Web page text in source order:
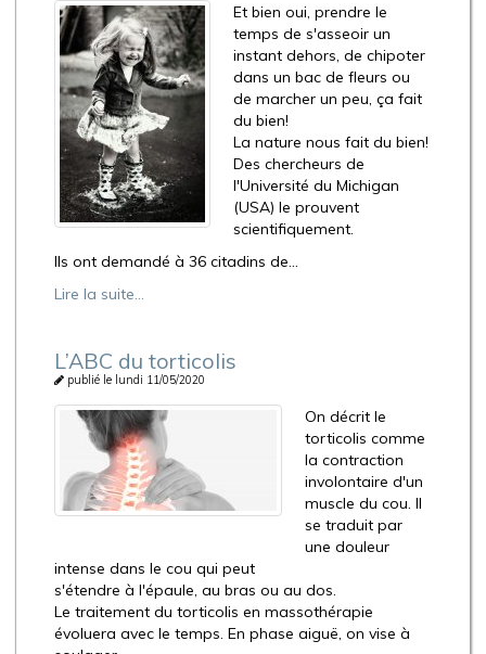
Et bien oui, prendre le
temps de s'asseoir un
instant dehors, de chipoter
dans un bac de fleurs ou
de marcher un peu, ça fait
du bien!
La nature nous fait du bien!
Des chercheurs de
l'Université du Michigan
(USA) le prouvent
scientifiquement.
Ils ont demandé à 36 citadins de...
Lire la suite...
L’ABC du torticolis
publié le lundi 11/05/2020
On décrit le
torticolis comme
la contraction
involontaire d'un
muscle du cou. Il
se traduit par
une douleur
intense dans le cou qui peut
s'étendre à l'épaule, au bras ou au dos.
Le traitement du torticolis en massothérapie
évoluera avec le temps. En phase aiguë, on vise à